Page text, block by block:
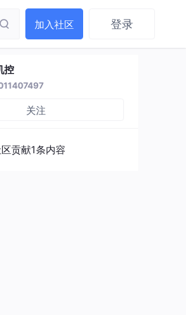
加入社区 登录
控
关注
贡献1条内容